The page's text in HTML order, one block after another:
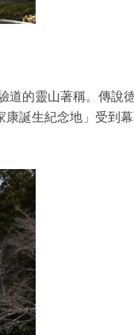
道的靈山著稱。傳說
康誕生紀念地」受到